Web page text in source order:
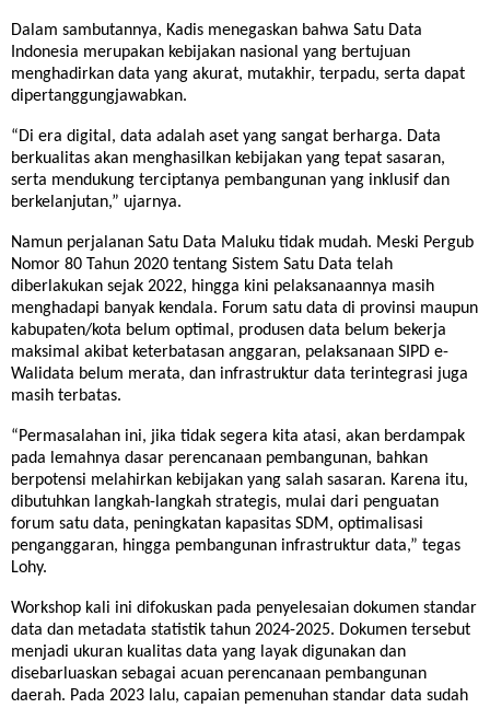
Dalam sambutannya, Kadis menegaskan bahwa Satu Data
Indonesia merupakan kebijakan nasional yang bertujuan
menghadirkan data yang akurat, mutakhir, terpadu, serta dapat
dipertanggungjawabkan.
“Di era digital, data adalah aset yang sangat berharga. Data
berkualitas akan menghasilkan kebijakan yang tepat sasaran,
serta mendukung terciptanya pembangunan yang inklusif dan
berkelanjutan,” ujarnya.
Namun perjalanan Satu Data Maluku tidak mudah. Meski Pergub
Nomor 80 Tahun 2020 tentang Sistem Satu Data telah
diberlakukan sejak 2022, hingga kini pelaksanaannya masih
menghadapi banyak kendala. Forum satu data di provinsi maupun
kabupaten/kota belum optimal, produsen data belum bekerja
maksimal akibat keterbatasan anggaran, pelaksanaan SIPD e-
Walidata belum merata, dan infrastruktur data terintegrasi juga
masih terbatas.
“Permasalahan ini, jika tidak segera kita atasi, akan berdampak
pada lemahnya dasar perencanaan pembangunan, bahkan
berpotensi melahirkan kebijakan yang salah sasaran. Karena itu,
dibutuhkan langkah-langkah strategis, mulai dari penguatan
forum satu data, peningkatan kapasitas SDM, optimalisasi
penganggaran, hingga pembangunan infrastruktur data,” tegas
Lohy.
Workshop kali ini difokuskan pada penyelesaian dokumen standar
data dan metadata statistik tahun 2024-2025. Dokumen tersebut
menjadi ukuran kualitas data yang layak digunakan dan
disebarluaskan sebagai acuan perencanaan pembangunan
daerah. Pada 2023 lalu, capaian pemenuhan standar data sudah